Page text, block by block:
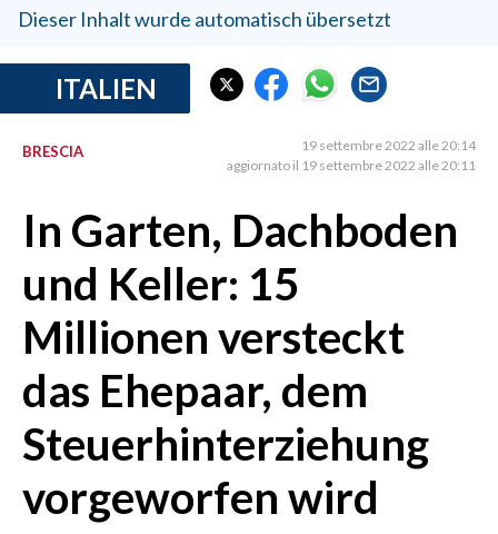
MEDIO CAMPIDANO
SASSARI E PROVINCIA
GALLURA
NUORO E PROVINCIA
CRONACA
ITALIA
MONDO
POLITICA
ECONOMIA
SERVIZI ALLE IMPRESE
Dieser Inhalt wurde automatisch übersetzt
ITALIEN
BRESCIA
19 settembre 2022 alle 20:14
aggiornato il 19 settembre 2022 alle 20:11
In Garten, Dachboden
und Keller: 15
Millionen versteckt
das Ehepaar, dem
Steuerhinterziehung
vorgeworfen wird